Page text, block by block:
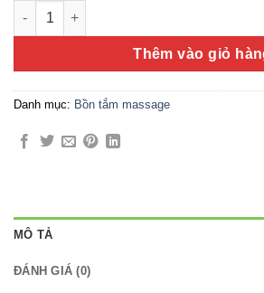
Gemy G-9201-1.7 số lượng
Thêm vào giỏ
Danh mục: Bồn tắm massage
MÔ TẢ
ĐÁNH GIÁ (0)